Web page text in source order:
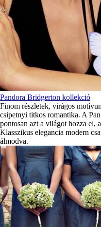
Pandora Bridgerton kollekció
Finom részletek, virágos
csipetnyi titkos romantika. A
pontosan azt a világot hozza el,
Klasszikus elegancia modern
álmodva.